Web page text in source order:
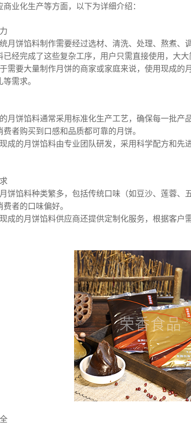
业化生产等方面，以下为详细介绍：
月饼馅料制作需要经过选材、清洗、处理、熬煮、
经完成了这些复杂工序，用户只需直接使用，大大
需要大量制作月饼的商家或家庭来说，使用现成的
需求。
月饼馅料通常采用标准化生产工艺，确保每一批产
者购买到口感和品质都可靠的月饼。
成的月饼馅料由专业团队研发，采用科学配方和先
饼馅料种类繁多，包括传统口味（如豆沙、莲蓉、
者的口味偏好。
成的月饼馅料供应商还提供定制化服务，根据客户